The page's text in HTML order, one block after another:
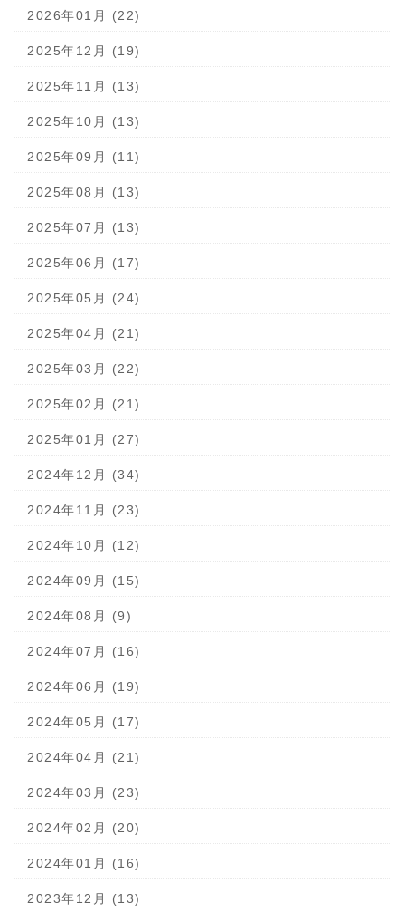
2026年01月 (22)
2025年12月 (19)
2025年11月 (13)
2025年10月 (13)
2025年09月 (11)
2025年08月 (13)
2025年07月 (13)
2025年06月 (17)
2025年05月 (24)
2025年04月 (21)
2025年03月 (22)
2025年02月 (21)
2025年01月 (27)
2024年12月 (34)
2024年11月 (23)
2024年10月 (12)
2024年09月 (15)
2024年08月 (9)
2024年07月 (16)
2024年06月 (19)
2024年05月 (17)
2024年04月 (21)
2024年03月 (23)
2024年02月 (20)
2024年01月 (16)
2023年12月 (13)